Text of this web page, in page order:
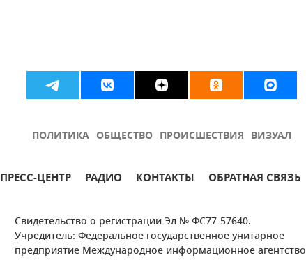
ПОЛИТИКА ОБЩЕСТВО ПРОИСШЕСТВИЯ ВИЗУАЛ
ПРЕСС-ЦЕНТР РАДИО КОНТАКТЫ ОБРАТНАЯ СВЯЗЬ
Свидетельство о регистрации Эл № ФС77-57640.
Учредитель: Федеральное государственное унитарное
предприятие Международное информационное агентство